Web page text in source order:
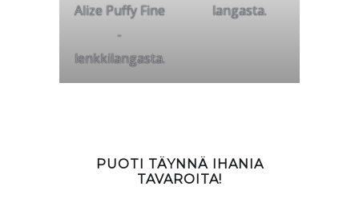
Alize Puffy Fine
-
lenkkilangasta.
langasta.
PUOTI TÄYNNÄ IHANIA
TAVAROITA!